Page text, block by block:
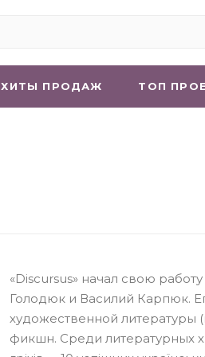
ХИТЫ ПРОДАЖ ТОП
«Discursus» начал свою
Голодюк и Василий Карпюк.
художественной литературы
фикшн. Среди литературных